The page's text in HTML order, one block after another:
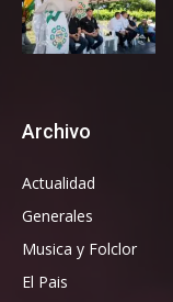
Archivo
Actualidad
Generales
Musica y Folclor
El Pais